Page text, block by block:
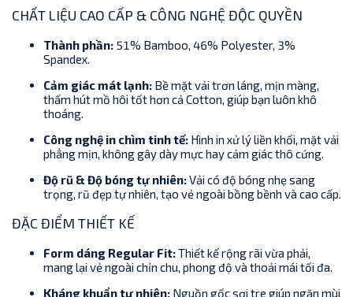
CHẤT LIỆU CAO CẤP & CÔNG NGHỆ ĐỘC QUYỀN
Thành phần:51% Bamboo, 46% Polyester, 3%
Spandex.
Cảm giác mát lạnh:Bề mặt vải trơn láng, mịn màng,
thấm hút mồ hôi tốt hơn cả Cotton, giúp bạn luôn khô
thoáng.
Công nghệ in chìm tinh tế:Hình in xử lý liền khối, mặt vải
phẳng mịn, không gây dày mực hay cảm giác thô cứng.
Độ rũ & Độ bóng tự nhiên:Vải có độ bóng nhẹ sang
trọng, rũ đẹp tự nhiên, tạo vẻ ngoài bồng bềnh và cao cấp.
ĐẶC ĐIỂM THIẾT KẾ
Form dáng Regular Fit:Thiết kế rộng rãi vừa phải,
mang lại vẻ ngoài chỉn chu, phong độ và thoải mái tối đa.
Kháng khuẩn tự nhiên:Nguồn gốc sợi tre giúp ngăn mùi